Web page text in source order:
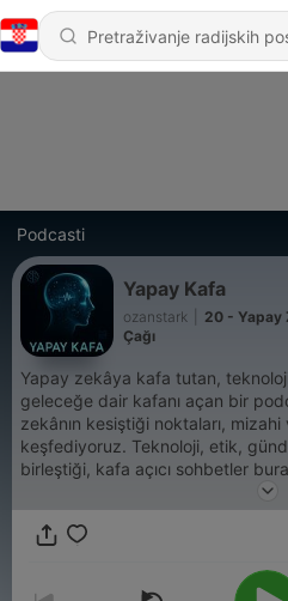
Podcasti
Yapay Kafa
ozanstark
20 - Yapay
Çağı
Yapay zekâya kafa tutan,
geleceğe dair kafanı açan bir
zekânın kesiştiği noktaları, mizahi
keşfediyoruz. Teknoloji, etik,
birleştiği, kafa açıcı sohbetler